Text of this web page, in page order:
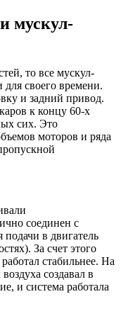
мускул-
то все мускул-
своего времени.
и задний привод.
к концу 60-х
сих. Это
моторов и ряда
соединен с
в двигатель
За счет этого
стабильнее. На
создавал в
и система работала